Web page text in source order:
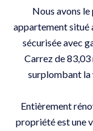
Nous avons
appartement situé
sécurisée avec
Carrez de 83,03
surplombant la
Entièrement
propriété est une